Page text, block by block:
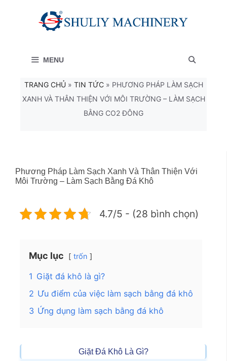
MENU
TRANG CHỦ» TIN TỨC» PHƯƠNG PHÁP LÀM SẠCH
XANH VÀ THÂN THIỆN VỚI MÔI TRƯỜNG – LÀM SẠCH
BẰNG CO2 ĐÔNG
Phương Pháp Làm Sạch Xanh Và Thân Thiện Với
Môi Trường – Làm Sạch Bằng Đá Khô
4.7/5 - (28 bình chọn)
Mục lục trốn
1 Giặt đá khô là gì?
2 Ưu điểm của việc làm sạch bằng đá khô
3 Ứng dụng làm sạch bằng đá khô
Giặt Đá Khô Là Gì?